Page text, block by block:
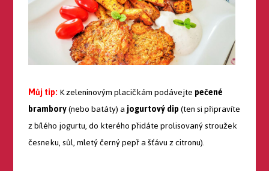
Můj tip:K zeleninovým placičkám podávejtepečené
brambory(nebo batáty) ajogurtový dip(ten si připravíte
z bílého jogurtu, do kterého přidáte prolisovaný stroužek
česneku, sůl, mletý černý pepř a šťávu z citronu).